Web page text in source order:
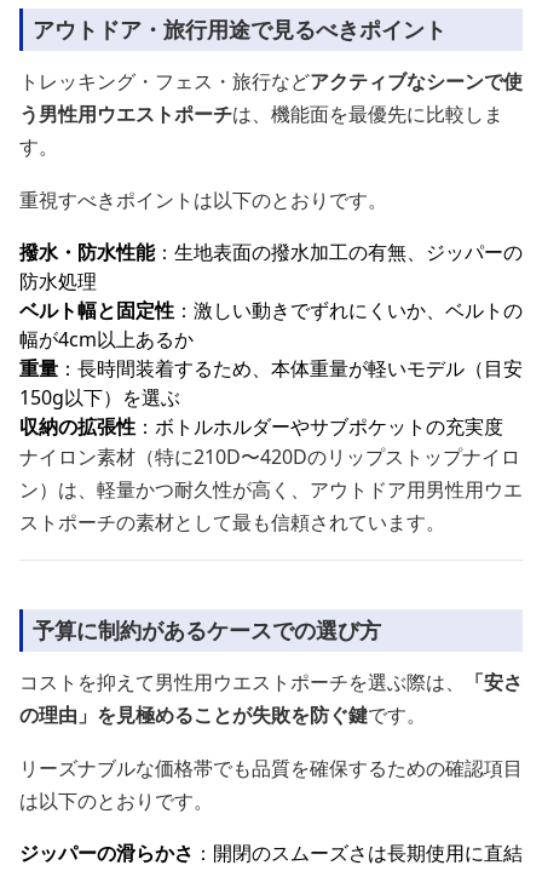
アウトドア・旅行用途で見るべきポイント
トレッキング・フェス・旅行などアクティブなシーンで使
う男性用ウエストポーチは、機能面を最優先に比較しま
す。
重視すべきポイントは以下のとおりです。
撥水・防水性能：生地表面の撥水加工の有無、ジッパーの
防水処理
ベルト幅と固定性 ：激しい動きでずれにくいか、ベルトの
幅が4cm以上あるか
重量 ：長時間装着するため、本体重量が軽いモデル（目安
150g以下）を選ぶ
収納の拡張性 ：ボトルホルダーやサブポケットの充実度
ナイロン素材（特に210D〜420Dのリップストップナイロ
ン）は、軽量かつ耐久性が高く、アウトドア用男性用ウエ
ストポーチの素材として最も信頼されています。
予算に制約があるケースでの選び方
コストを抑えて男性用ウエストポーチを選ぶ際は、
「安さ
の理由」を見極めることが失敗を防ぐ鍵です。
リーズナブルな価格帯でも品質を確保するための確認項目
は以下のとおりです。
ジッパーの滑らかさ ：開閉のスムーズさは長期使用に直結